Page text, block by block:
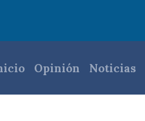
Opinión Noticias